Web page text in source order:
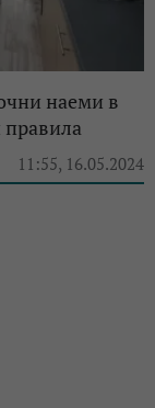
наеми в
11:55, 16.05.2024